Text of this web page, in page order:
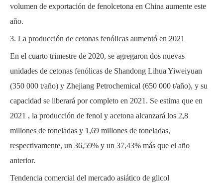
volumen de exportación de fenolcetona en China aumente este
año.
3. La producción de cetonas fenólicas aumentó en 2021
En el cuarto trimestre de 2020, se agregaron dos nuevas
unidades de cetonas fenólicas de Shandong Lihua Yiweiyuan
(350 000 t/año) y Zhejiang Petrochemical (650 000 t/año), y su
capacidad se liberará por completo en 2021. Se estima que en
2021 , la producción de fenol y acetona alcanzará los 2,8
millones de toneladas y 1,69 millones de toneladas,
respectivamente, un 36,59% y un 37,43% más que el año
anterior.
Tendencia comercial del mercado asiático de glicol